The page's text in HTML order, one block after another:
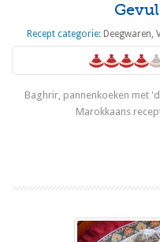
Recept categorie: Deegwaren,
Baghrir, pannenkoeken met
Marokkaans